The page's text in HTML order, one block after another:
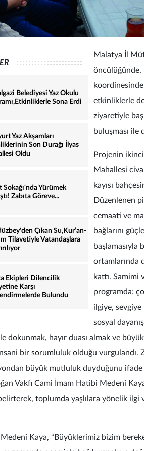
Belediyesi Yaz Okulu
Sona Erdi
Yaz Akşamları
Son Durağı İlyas
Oldu
Sokağı'nda Yürümek
Zabıta Göreve...
Çıkan Su,Kur’an-
Tilavetiyle Vatandaşlara
Ekipleri Dilencilik
Karşı
Bulundu
Malatya İl
öncülüğünde,
etkinliklerle
ziyaretiyle
buluşması ile
Projenin
Mahallesi
kayısı
Düzenlenen
cemaati ve
bağlarını
başlamasıyla
ortamlarında
kattı. Samimi
programda;
ilgiye,
sosyal
dokunmak, hayır duası almak ve
bir sorumluluk olduğu vurgulandı.
büyük mutluluk duyduğunu
Vakfı Cami İmam Hatibi Medeni
toplumda yaşlılara yönelik ilgi
Kaya, “Büyüklerimiz bizim